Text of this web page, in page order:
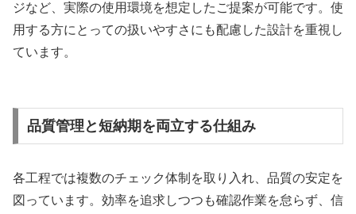
ジなど、実際の使用環境を想定したご提案が可能です。使
用する方にとっての扱いやすさにも配慮した設計を重視し
ています。
品質管理と短納期を両立する仕組み
各工程では複数のチェック体制を取り入れ、品質の安定を
図っています。効率を追求しつつも確認作業を怠らず、信